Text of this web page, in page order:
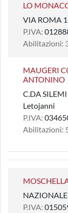
LO
VIA ROMA
P.IVA:
Abilitazioni:
MAUGERI
ANTONINO
C.DA SILEMI
Letojanni
P.IVA:
Abilitazioni:
P.IVA: